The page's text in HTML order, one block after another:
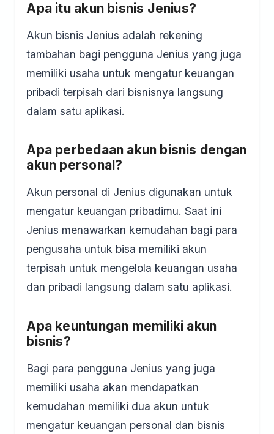
Apa itu akun bisnis Jenius?
Akun bisnis Jenius adalah rekening
tambahan bagi pengguna Jenius yang juga
memiliki usaha untuk mengatur keuangan
pribadi terpisah dari bisnisnya langsung
dalam satu aplikasi.
Apa perbedaan akun bisnis dengan
akun personal?
Akun personal di Jenius digunakan untuk
mengatur keuangan pribadimu. Saat ini
Jenius menawarkan kemudahan bagi para
pengusaha untuk bisa memiliki akun
terpisah untuk mengelola keuangan usaha
dan pribadi langsung dalam satu aplikasi.
Apa keuntungan memiliki akun
bisnis?
Bagi para pengguna Jenius yang juga
memiliki usaha akan mendapatkan
kemudahan memiliki dua akun untuk
mengatur keuangan personal dan bisnis